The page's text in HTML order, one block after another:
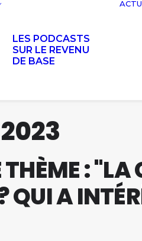
LES PODCASTS
SUR LE REVENU
DE BASE
THÈME :
QUI A